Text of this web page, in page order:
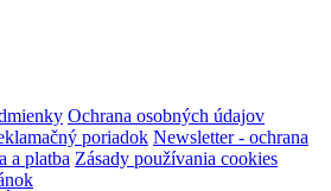
Ochrana osobných údajov
poriadok Newsletter - ochrana
a platba Zásady používania cookies